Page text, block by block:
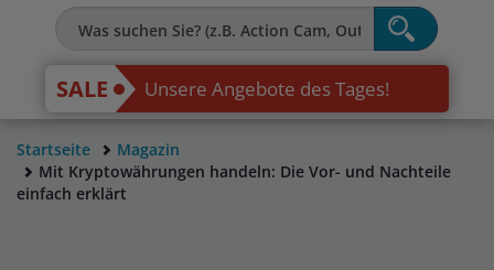
SALE Unsere Angebote des Tages!
Startseite
Magazin
Mit Kryptowährungen handeln: Die Vor- und Nachteile
einfach erklärt